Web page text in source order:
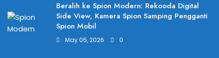
Beralih ke Spion Modern: Rekooda Digital
Side View, Kamera Spion Samping Pengganti
Spion Mobil
May 05, 2026 0